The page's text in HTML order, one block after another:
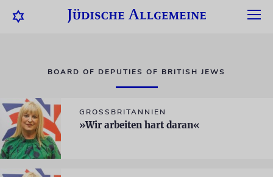
BOARD OF DEPUTIES OF BRITISH JEWS
GROSSBRITANNIEN
»Wir arbeiten hart daran«